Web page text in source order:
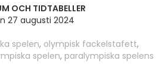
OCH TIDTABELLER
27 augusti 2024
spelen, olympisk fackelstafett,
spelen, paralympiska spelens